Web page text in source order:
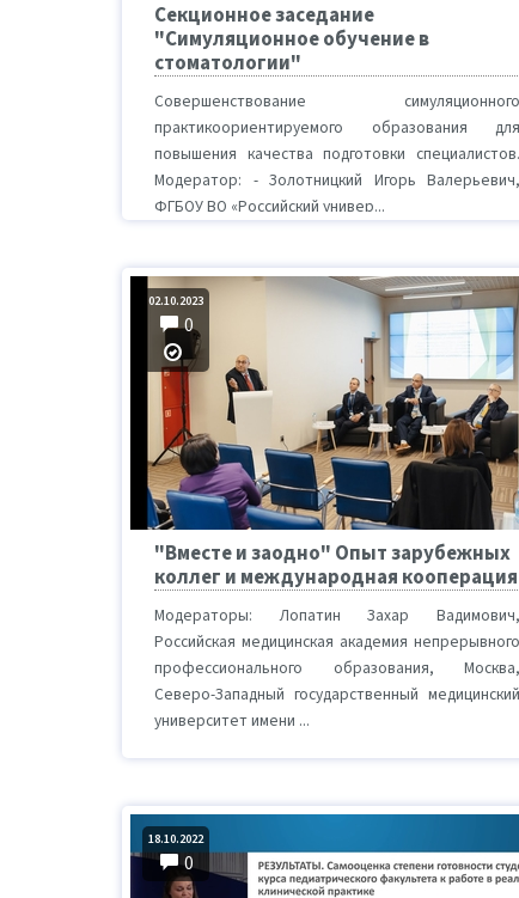
Секционное заседание
"Симуляционное обучение в
стоматологии"
Совершенствование симуляционного
практикоориентируемого образования для
повышения качества подготовки специалистов.
Модератор: - Золотницкий Игорь Валерьевич,
ФГБОУ ВО «Российский универ...
02.10.2023
0
"Вместе и заодно" Опыт зарубежных
коллег и международная кооперация
Модераторы: Лопатин Захар Вадимович,
Российская медицинская академия непрерывного
профессионального образования, Москва,
Северо-Западный государственный медицинский
университет имени ...
18.10.2022
0